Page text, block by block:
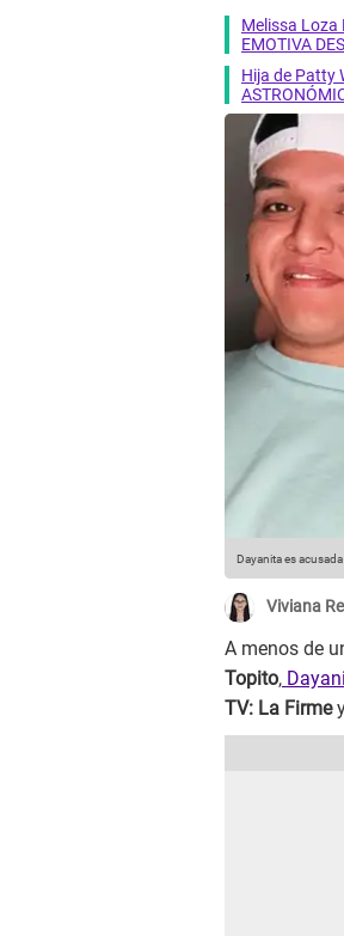
Melissa Loza
EMOTIVA
Hija de Patty
Dayanita es
Viviana
A menos de
Topito,
TV: La Firme